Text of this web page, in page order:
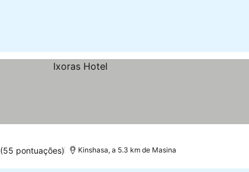
(55 pontuações) Kinshasa, a 5.3 km de Masina